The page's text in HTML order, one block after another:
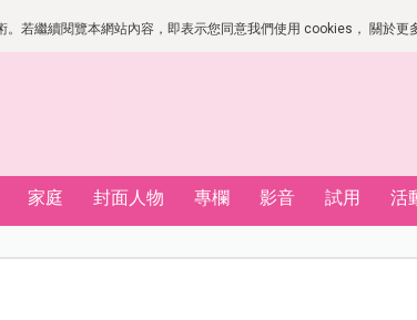
若繼續閱覽本網站內容，即表示您同意我們使用 cookies， 關於更
家庭 封面人物 專欄 影音 試用 活